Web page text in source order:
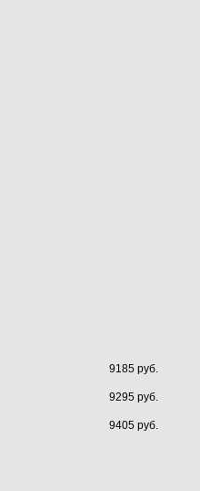
9185 руб.
9295 руб.
9405 руб.